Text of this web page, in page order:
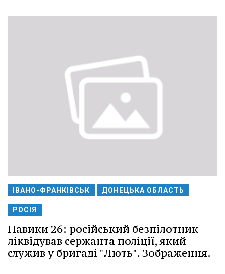
ІВАНО-ФРАНКІВСЬК ДОНЕЦЬКА ОБЛАСТЬ
РОСІЯ
Навики 26: російський безпілотник
ліквідував сержанта поліції, який
служив у бригаді "Лють". Зображення.